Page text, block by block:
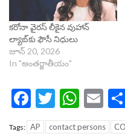
కరోనా వైర‌స్ లీకైన వుహాన్
ల్యాబ్‌కు ఫౌసీ నిధులు
జూన్ 20, 2026
In "అంతర్జాతీయం"
Facebook
Twitter
Tags: AP contact persons